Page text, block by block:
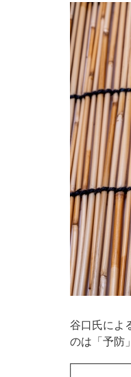
谷口氏によ
のは「予防